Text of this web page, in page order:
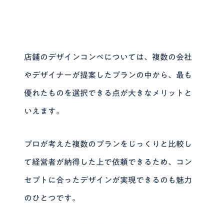
店舗のデザインコンペについては、複数の会社
やデザイナーが提案したプランの中から、最も
優れたものを選択できる点が大きなメリット と
いえます。
プロが考えた複数のプランをじっくりと比較し
て経営者が納得した上で依頼できるため、コン
セプトに合ったデザインが実現できるのも魅力
のひとつです。